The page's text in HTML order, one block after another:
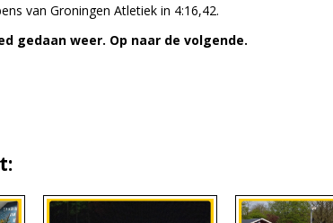
van Groningen Atletiek in 4:16,42.
gedaan weer. Op naar de volgende.